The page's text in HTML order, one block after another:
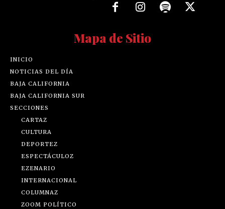
Mapa de Sitio
INICIO
NOTICIAS DEL DÍA
BAJA CALIFORNIA
BAJA CALIFORNIA SUR
SECCIONES
CARTAZ
CULTURA
DEPORTEZ
ESPECTÁCULOZ
EZENARIO
INTERNACIONAL
COLUMNAZ
ZOOM POLÍTICO